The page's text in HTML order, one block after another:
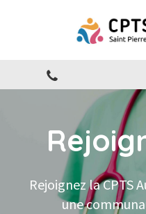
Rejoignez la CPTS
une